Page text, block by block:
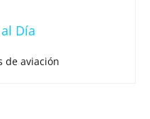
Día
de aviación